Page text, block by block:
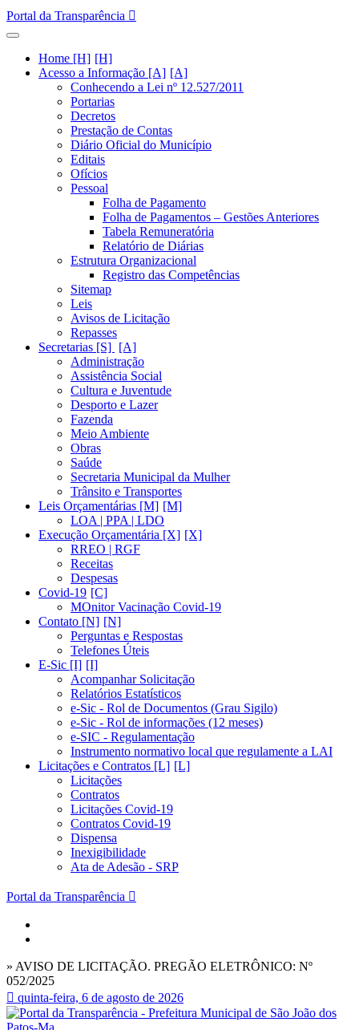
Portal da Transparência
Home [H]
Acesso a Informação [A]
Conhecendo a Lei nº 12.527/2011
Portarias
Decretos
Prestação de Contas
Diário Oficial do Município
Editais
Ofícios
Pessoal
Folha de Pagamento
Folha de Pagamentos – Gestões Anteriores
Tabela Remuneratória
Relatório de Diárias
Estrutura Organizacional
Registro das Competências
Sitemap
Leis
Avisos de Licitação
Repasses
Secretarias [S]
Administração
Assistência Social
Cultura e Juventude
Desporto e Lazer
Fazenda
Meio Ambiente
Obras
Saúde
Secretaria Municipal da Mulher
Trânsito e Transportes
Leis Orçamentárias [M]
LOA | PPA | LDO
Execução Orçamentária [X]
RREO | RGF
Receitas
Despesas
Covid-19
MOnitor Vacinação Covid-19
Contato [N]
Perguntas e Respostas
Telefones Úteis
E-Sic [I]
Acompanhar Solicitação
Relatórios Estatísticos
e-Sic - Rol de Documentos (Grau Sigilo)
e-Sic - Rol de informações (12 meses)
e-SIC - Regulamentação
Instrumento normativo local que regulamente a LAI
Licitações e Contratos [L]
Licitações
Contratos
Licitações Covid-19
Contratos Covid-19
Dispensa
Inexigibilidade
Ata de Adesão - SRP
Portal da Transparência
» AVISO DE LICITAÇÃO. PREGÃO ELETRÔNICO: Nº
052/2025
quinta-feira, 6 de agosto de 2026